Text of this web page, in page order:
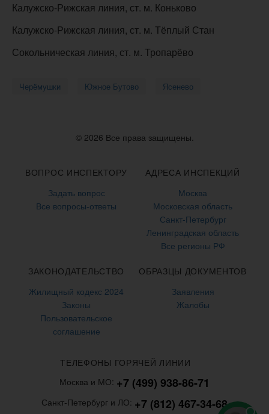
Калужско-Рижская линия, ст. м. Коньково
Калужско-Рижская линия, ст. м. Тёплый Стан
Сокольническая линия, ст. м. Тропарёво
Черёмушки Южное Бутово Ясенево
© 2026 Все права защищены.
ВОПРОС ИНСПЕКТОРУ
Задать вопрос
Все вопросы-ответы
АДРЕСА ИНСПЕКЦИЙ
Москва
Московская область
Санкт-Петербург
Ленинградская область
Все регионы РФ
ЗАКОНОДАТЕЛЬСТВО
Жилищный кодекс 2024
Законы
Пользовательское
соглашение
ОБРАЗЦЫ ДОКУМЕНТОВ
Заявления
Жалобы
ТЕЛЕФОНЫ ГОРЯЧЕЙ ЛИНИИ
Москва и МО: +7 (499) 938-86-71
Санкт-Петербург и ЛО: +7 (812) 467-34-68